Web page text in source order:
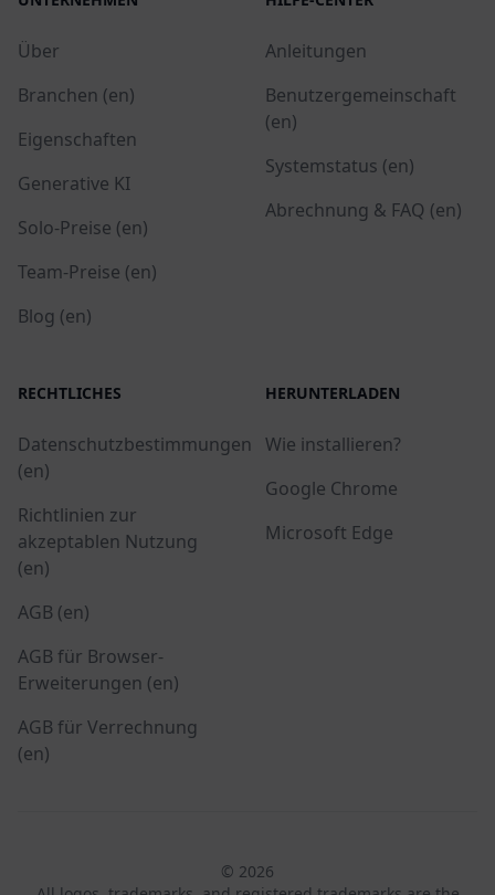
Über
Branchen (en)
Eigenschaften
Generative KI
Solo-Preise (en)
Team-Preise (en)
Blog (en)
Anleitungen
Benutzergemeinschaft
(en)
Systemstatus (en)
Abrechnung & FAQ (en)
RECHTLICHES
Datenschutzbestimmungen
(en)
Richtlinien zur
akzeptablen Nutzung
(en)
AGB (en)
AGB für Browser-
Erweiterungen (en)
AGB für Verrechnung
(en)
HERUNTERLADEN
Wie installieren?
Google Chrome
Microsoft Edge
© 2026